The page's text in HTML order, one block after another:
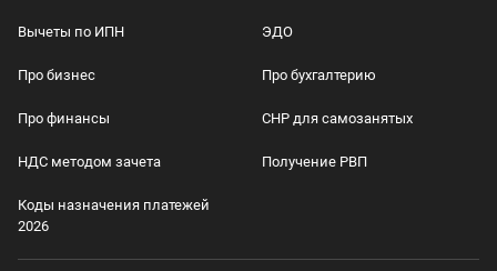
Вычеты по ИПН ЭДО
Про бизнес Про бухгалтерию
Про финансы СНР для самозанятых
НДС методом зачета Получение РВП
Коды назначения платежей
2026